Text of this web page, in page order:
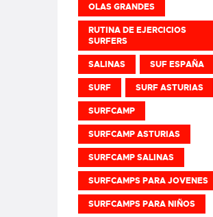
OLAS GRANDES
RUTINA DE EJERCICIOS
SURFERS
SALINAS SUF ESPAÑA
SURF SURF ASTURIAS
SURFCAMP
SURFCAMP ASTURIAS
SURFCAMP SALINAS
SURFCAMPS PARA JOVENES
SURFCAMPS PARA NIÑOS